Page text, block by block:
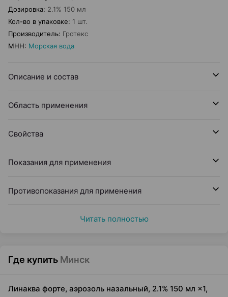
Дозировка: 2.1% 150 мл
Кол-во в упаковке: 1 шт.
Производитель: Гротекс
МНН: Морская вода
Описание и состав
Область применения
Свойства
Показания для применения
Противопоказания для применения
Читать полностью
Где купить Минск
Линаква форте, аэрозоль назальный, 2.1% 150 мл ×1,